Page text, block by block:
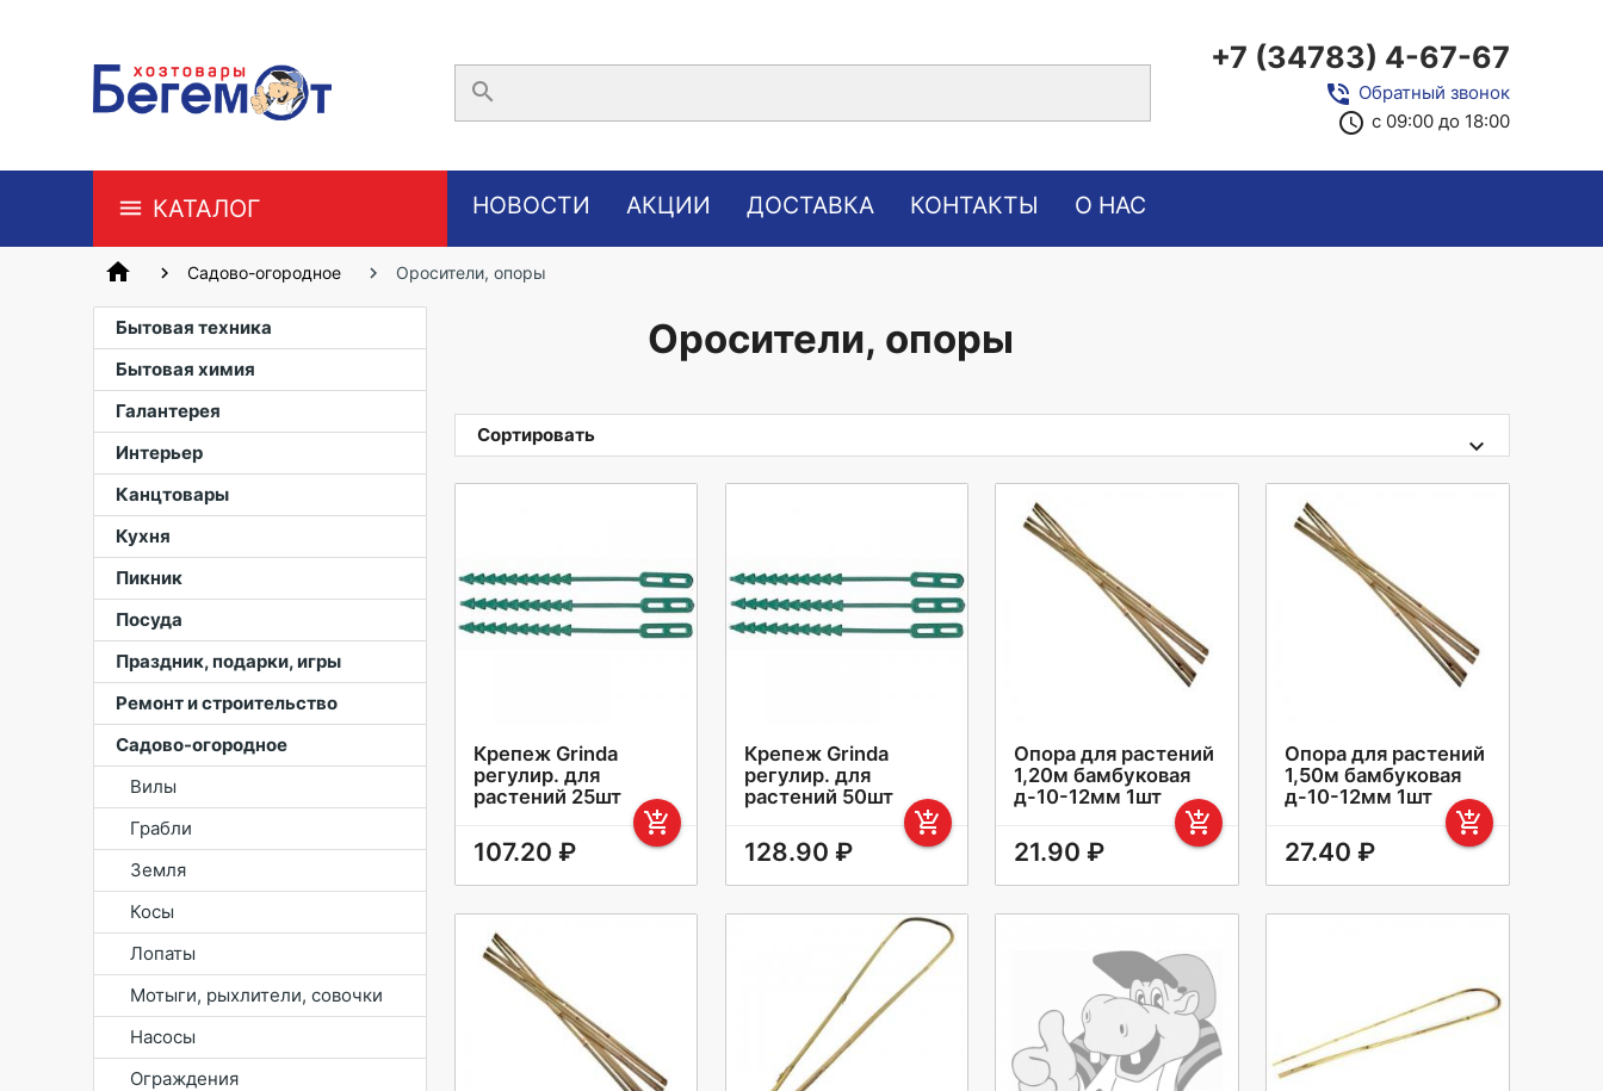
search
+7 (34783) 4-67-67
phone_in_talk Обратный звонок
access_time с 09:00 до 18:00
КАТАЛОГ НОВОСТИ АКЦИИ ДОСТАВКА КОНТАКТЫ О НАС
home Садово-огородное Оросители, опоры
Бытовая техника
Бытовая химия
Галантерея
Интерьер
Канцтовары
Кухня
Пикник
Посуда
Праздник, подарки, игры
Ремонт и строительство
Садово-огородное
Вилы
Грабли
Земля
Косы
Лопаты
Мотыги, рыхлители, совочки
Насосы
Ограждения
Оросители, опоры
Сортировать
Крепеж Grinda
регулир. для
растений 25шт
add_shopping_cart
107.20 ₽
Крепеж Grinda
регулир. для
растений 50шт
add_shopping_cart
128.90 ₽
Опора для растений
1,20м бамбуковая
д-10-12мм 1шт
add_shopping_cart
21.90 ₽
Опора для растений
1,50м бамбуковая
д-10-12мм 1шт
add_shopping_cart
27.40 ₽